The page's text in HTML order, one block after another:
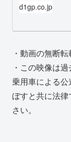
d1gp.co.jp
・動画の無断
・この映像は
乗用車による
ぼすと共に法
さい。